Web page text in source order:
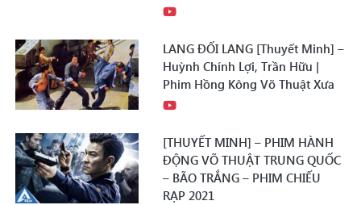
LANG ĐỐI LANG [Thuyết Minh] –
Huỳnh Chính Lợi, Trần Hữu |
Phim Hồng Kông Võ Thuật Xưa
[THUYẾT MINH] – PHIM HÀNH
ĐỘNG VÕ THUẬT TRUNG QUỐC
– BÃO TRẮNG – PHIM CHIẾU
RẠP 2021